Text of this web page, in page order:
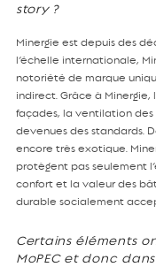
story ?
Minergie est depuis des
l’échelle internationale,
notoriété de marque
indirect. Grâce à Minergie,
façades, la ventilation
devenues des standards.
encore très exotique.
protègent pas seulement
confort et la valeur des
durable socialement
Certains éléments
MoPEC et donc